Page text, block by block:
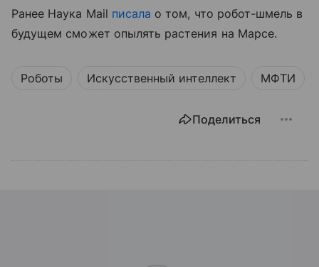
Ранее Наука Mail писала о том, что робот-шмель в
будущем сможет опылять растения на Марсе.
Роботы Искусственный интеллект МФТИ
Поделиться